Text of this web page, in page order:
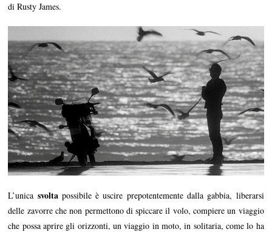
di Rusty James.
L’unica svoltapossibile è uscire prepotentemente dalla gabbia, liberarsi
delle zavorre che non permettono di spiccare il volo, compiere un viaggio
che possa aprire gli orizzonti, un viaggio in moto, in solitaria, come lo ha